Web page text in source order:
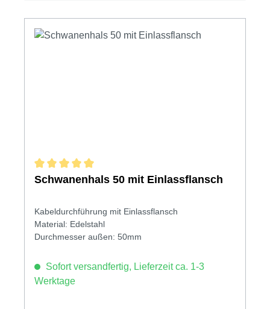
Durchschnittliche Bewertung von 5 von 5 Sternen
Schwanenhals 50 mit Einlassflansch
Kabeldurchführung mit Einlassflansch
Material: Edelstahl
Durchmesser außen: 50mm
Sofort versandfertig, Lieferzeit ca. 1-3
Werktage